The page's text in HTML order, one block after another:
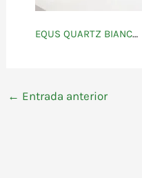
EQUS QUARTZ BIANCO ATHENAS
← Entrada anterior